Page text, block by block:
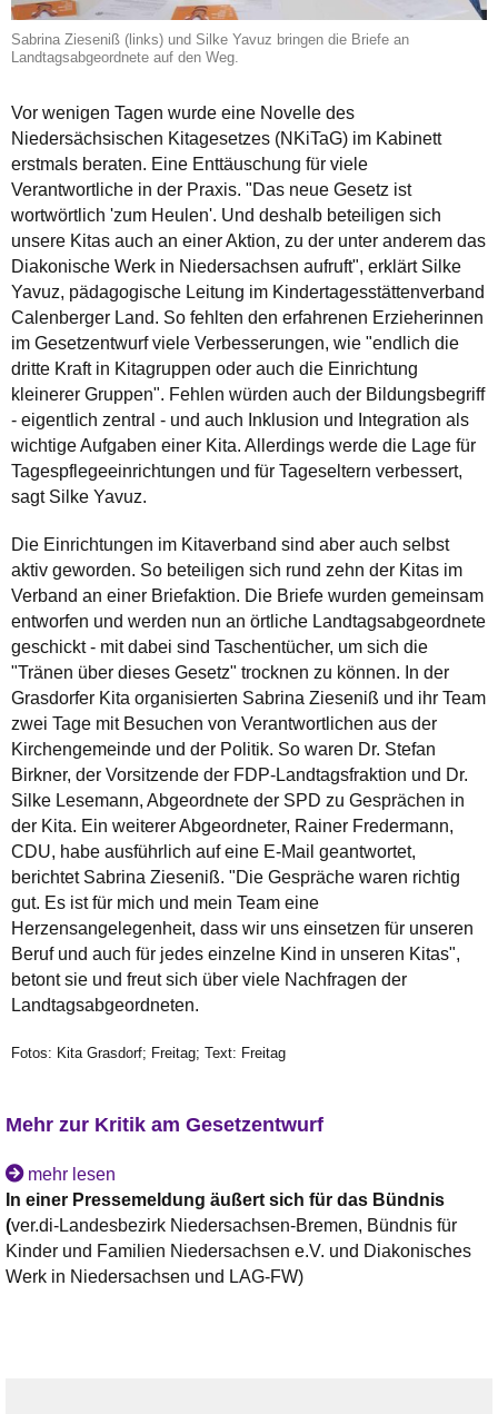
Sabrina Zieseniß (links) und Silke Yavuz bringen die Briefe an
Landtagsabgeordnete auf den Weg.
Vor wenigen Tagen wurde eine Novelle des
Niedersächsischen Kitagesetzes (NKiTaG) im Kabinett
erstmals beraten. Eine Enttäuschung für viele
Verantwortliche in der Praxis. "Das neue Gesetz ist
wortwörtlich 'zum Heulen'. Und deshalb beteiligen sich
unsere Kitas auch an einer Aktion, zu der unter anderem das
Diakonische Werk in Niedersachsen aufruft", erklärt Silke
Yavuz, pädagogische Leitung im Kindertagesstättenverband
Calenberger Land. So fehlten den erfahrenen Erzieherinnen
im Gesetzentwurf viele Verbesserungen, wie "endlich die
dritte Kraft in Kitagruppen oder auch die Einrichtung
kleinerer Gruppen". Fehlen würden auch der Bildungsbegriff
- eigentlich zentral - und auch Inklusion und Integration als
wichtige Aufgaben einer Kita. Allerdings werde die Lage für
Tagespflegeeinrichtungen und für Tageseltern verbessert,
sagt Silke Yavuz.
Die Einrichtungen im Kitaverband sind aber auch selbst
aktiv geworden. So beteiligen sich rund zehn der Kitas im
Verband an einer Briefaktion. Die Briefe wurden gemeinsam
entworfen und werden nun an örtliche Landtagsabgeordnete
geschickt - mit dabei sind Taschentücher, um sich die
"Tränen über dieses Gesetz" trocknen zu können. In der
Grasdorfer Kita organisierten Sabrina Zieseniß und ihr Team
zwei Tage mit Besuchen von Verantwortlichen aus der
Kirchengemeinde und der Politik. So waren Dr. Stefan
Birkner, der Vorsitzende der FDP-Landtagsfraktion und Dr.
Silke Lesemann, Abgeordnete der SPD zu Gesprächen in
der Kita. Ein weiterer Abgeordneter, Rainer Fredermann,
CDU, habe ausführlich auf eine E-Mail geantwortet,
berichtet Sabrina Zieseniß. "Die Gespräche waren richtig
gut. Es ist für mich und mein Team eine
Herzensangelegenheit, dass wir uns einsetzen für unseren
Beruf und auch für jedes einzelne Kind in unseren Kitas",
betont sie und freut sich über viele Nachfragen der
Landtagsabgeordneten.
Fotos: Kita Grasdorf; Freitag; Text: Freitag
Mehr zur Kritik am Gesetzentwurf
mehr lesen
In einer Pressemeldung äußert sich für das Bündnis
(ver.di-Landesbezirk Niedersachsen-Bremen, Bündnis für
Kinder und Familien Niedersachsen e.V. und Diakonisches
Werk in Niedersachsen und LAG-FW)